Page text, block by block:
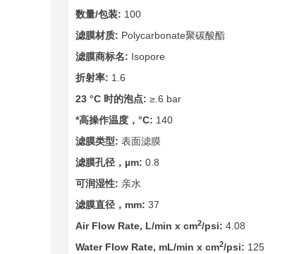
数量/包装: 100
滤膜材质: Polycarbonate聚碳酸酯
滤膜商标名: Isopore
折射率: 1.6
23 °C 时的泡点: ≥.6 bar
*高操作温度，°C: 140
滤膜类型: 表面滤膜
滤膜孔径，µm: 0.8
可润湿性: 亲水
滤膜直径，mm: 37
Air Flow Rate, L/min x cm2/psi: 4.08
Water Flow Rate, mL/min x cm2/psi: 125